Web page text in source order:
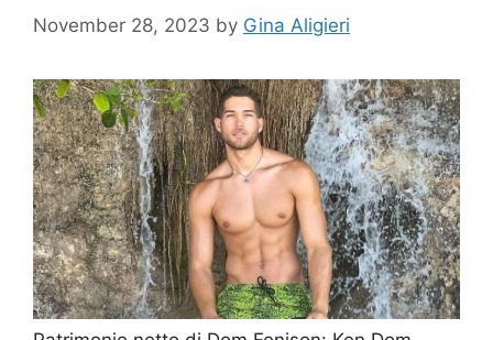
November 28, 2023 by Gina Aligieri